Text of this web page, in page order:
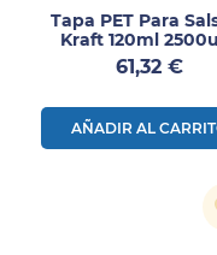
Tapa PET Para
Kraft 120ml
Precio
61,32 €
AÑADIR AL